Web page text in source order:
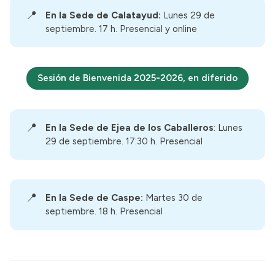
📍 En la Sede de Calatayud: Lunes 29 de
septiembre. 17 h. Presencial y online
Sesión de Bienvenida 2025-2026, en diferido
📍 En la Sede de Ejea de los Caballeros: Lunes
29 de septiembre. 17:30 h. Presencial
📍 En la Sede de Caspe: Martes 30 de
septiembre. 18 h. Presencial